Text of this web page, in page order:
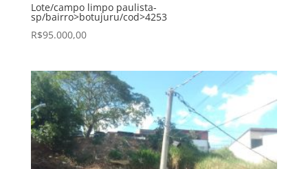
Lote/campo limpo paulista-
sp/bairro>botujuru/cod>4253
R$95.000,00